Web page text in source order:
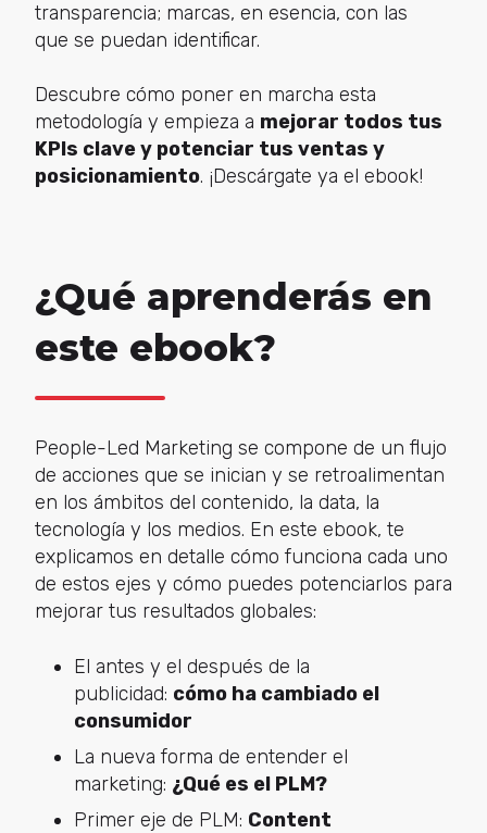
transparencia; marcas, en esencia, con las
que se puedan identificar.
Descubre cómo poner en marcha esta
metodología y empieza a mejorar todos tus
KPIs clave y potenciar tus ventas y
posicionamiento. ¡Descárgate ya el ebook!
¿Qué aprenderás en
este ebook?
People-Led Marketing se compone de un flujo
de acciones que se inician y se retroalimentan
en los ámbitos del contenido, la data, la
tecnología y los medios. En este ebook, te
explicamos en detalle cómo funciona cada uno
de estos ejes y cómo puedes potenciarlos para
mejorar tus resultados globales:
El antes y el después de la
publicidad: cómo ha cambiado el
consumidor
La nueva forma de entender el
marketing: ¿Qué es el PLM?
Primer eje de PLM: Content